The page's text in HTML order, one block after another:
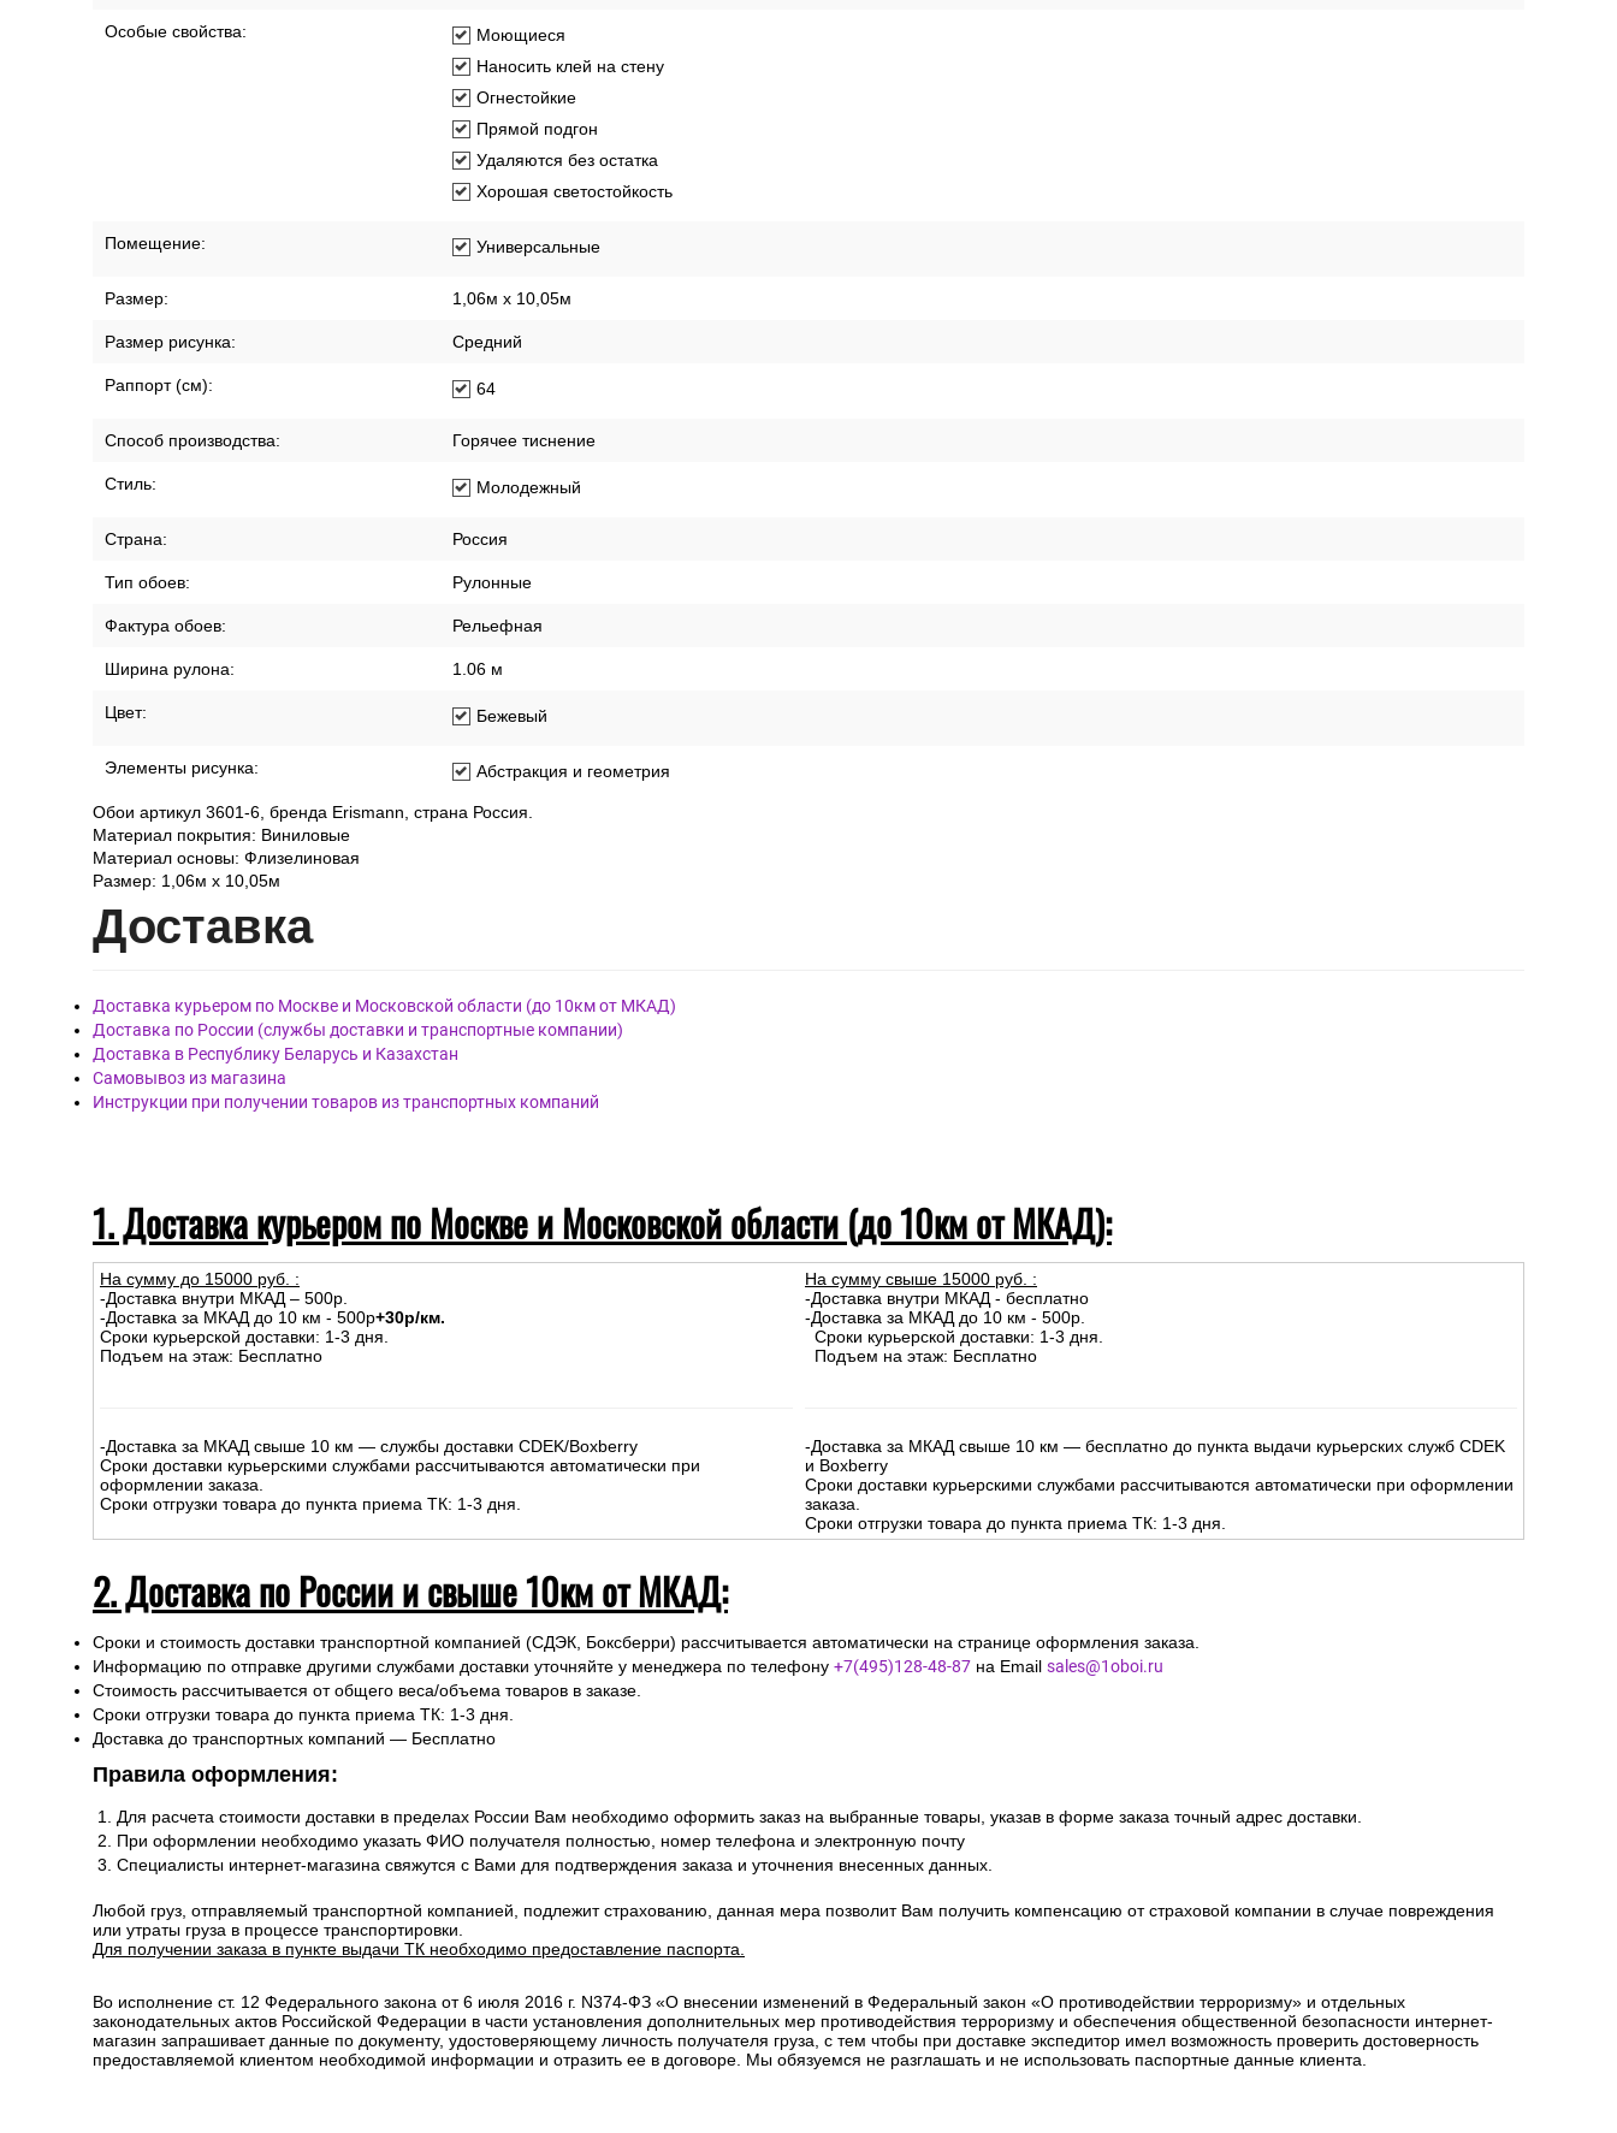
Особые свойства:
Моющиеся
Наносить клей на стену
Огнестойкие
Прямой подгон
Удаляются без остатка
Хорошая светостойкость
Помещение: Универсальные
Размер: 1,06м х 10,05м
Размер рисунка: Средний
Раппорт (см): 64
Способ производства: Горячее тиснение
Стиль: Молодежный
Страна: Россия
Тип обоев: Рулонные
Фактура обоев: Рельефная
Ширина рулона: 1.06 м
Цвет: Бежевый
Элементы рисунка: Абстракция и геометрия
Обои артикул 3601-6, бренда Erismann, страна Россия.
Материал покрытия: Виниловые
Материал основы: Флизелиновая
Размер: 1,06м х 10,05м
Доставка
Доставка курьером по Москве и Московской области (до 10км от МКАД)
Доставка по России (службы доставки и транспортные компании)
Доставка в Республику Беларусь и Казахстан
Самовывоз из магазина
Инструкции при получении товаров из транспортных компаний
1. Доставка курьером по Москве и Московской области (до 10км от МКАД):
На сумму до 15000 руб. :
-Доставка внутри МКАД – 500р.
-Доставка за МКАД до 10 км - 500р+30р/км.
Сроки курьерской доставки: 1-3 дня.
Подъем на этаж: Бесплатно
-Доставка за МКАД свыше 10 км — службы доставки CDEK/Boxberry
Сроки доставки курьерскими службами рассчитываются автоматически при
оформлении заказа.
Сроки отгрузки товара до пункта приема ТК: 1-3 дня.
На сумму свыше 15000 руб. :
-Доставка внутри МКАД - бесплатно
-Доставка за МКАД до 10 км - 500р.
Сроки курьерской доставки: 1-3 дня.
Подъем на этаж: Бесплатно
-Доставка за МКАД свыше 10 км — бесплатно до пункта выдачи курьерских служб CDEK
и Boxberry
Сроки доставки курьерскими службами рассчитываются автоматически при оформлении
заказа.
Сроки отгрузки товара до пункта приема ТК: 1-3 дня.
2. Доставка по России и свыше 10км от МКАД:
Сроки и стоимость доставки транспортной компанией (СДЭК, Боксберри) рассчитывается автоматически на странице оформления заказа.
Информацию по отправке другими службами доставки уточняйте у менеджера по телефону +7(495)128-48-87 на Email sales@1oboi.ru
Стоимость рассчитывается от общего веса/объема товаров в заказе.
Сроки отгрузки товара до пункта приема ТК: 1-3 дня.
Доставка до транспортных компаний — Бесплатно
Правила оформления:
Для расчета стоимости доставки в пределах России Вам необходимо оформить заказ на выбранные товары, указав в форме заказа точный адрес доставки.
При оформлении необходимо указать ФИО получателя полностью, номер телефона и электронную почту
Специалисты интернет-магазина свяжутся с Вами для подтверждения заказа и уточнения внесенных данных.
Любой груз, отправляемый транспортной компанией, подлежит страхованию, данная мера позволит Вам получить компенсацию от страховой компании в случае повреждения
или утраты груза в процессе транспортировки.
Для получении заказа в пункте выдачи ТК необходимо предоставление паспорта.
Во исполнение ст. 12 Федерального закона от 6 июля 2016 г. N374-ФЗ «О внесении изменений в Федеральный закон «О противодействии терроризму» и отдельных
законодательных актов Российской Федерации в части установления дополнительных мер противодействия терроризму и обеспечения общественной безопасности интернет-
магазин запрашивает данные по документу, удостоверяющему личность получателя груза, с тем чтобы при доставке экспедитор имел возможность проверить достоверность
предоставляемой клиентом необходимой информации и отразить ее в договоре. Мы обязуемся не разглашать и не использовать паспортные данные клиента.